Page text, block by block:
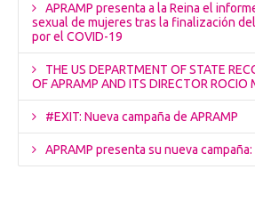
APRAMP presenta a la Reina el
sexual de mujeres tras la finalización
por el COVID-19
THE US DEPARTMENT OF STATE
OF APRAMP AND ITS DIRECTOR ROCIO
#EXIT: Nueva campaña de APRAMP
APRAMP presenta su nueva campaña: